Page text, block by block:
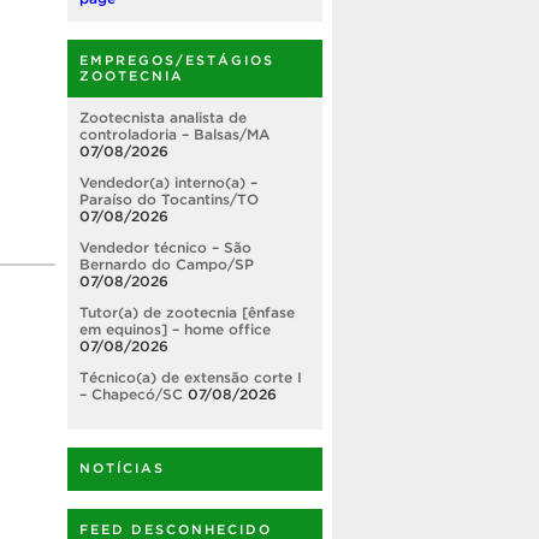
EMPREGOS/ESTÁGIOS
ZOOTECNIA
Zootecnista analista de
controladoria – Balsas/MA
07/08/2026
Vendedor(a) interno(a) –
Paraíso do Tocantins/TO
07/08/2026
Vendedor técnico – São
Bernardo do Campo/SP
07/08/2026
Tutor(a) de zootecnia [ênfase
em equinos] – home office
07/08/2026
Técnico(a) de extensão corte I
– Chapecó/SC 07/08/2026
NOTÍCIAS
FEED DESCONHECIDO